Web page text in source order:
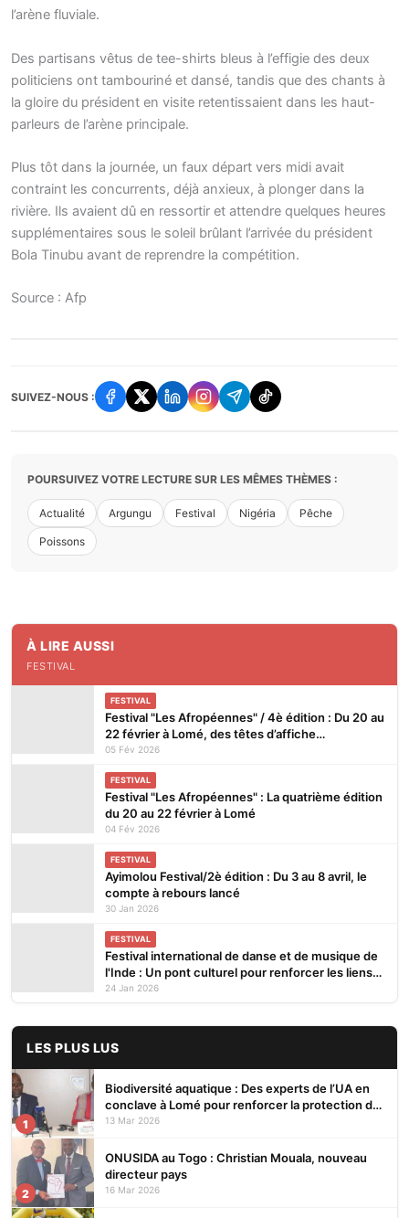
l’arène fluviale.
Des partisans vêtus de tee-shirts bleus à l’effigie des deux
politiciens ont tambouriné et dansé, tandis que des chants à
la gloire du président en visite retentissaient dans les haut-
parleurs de l’arène principale.
Plus tôt dans la journée, un faux départ vers midi avait
contraint les concurrents, déjà anxieux, à plonger dans la
rivière. Ils avaient dû en ressortir et attendre quelques heures
supplémentaires sous le soleil brûlant l’arrivée du président
Bola Tinubu avant de reprendre la compétition.
Source : Afp
SUIVEZ-NOUS :
POURSUIVEZ VOTRE LECTURE SUR LES MÊMES THÈMES :
Actualité Argungu Festival Nigéria Pêche
Poissons
À LIRE AUSSI
FESTIVAL
FESTIVAL
Festival "Les Afropéennes" / 4è édition : Du 20 au
22 février à Lomé, des têtes d’affiche
internationales confirmées
05 Fév 2026
FESTIVAL
Festival "Les Afropéennes" : La quatrième édition
du 20 au 22 février à Lomé
04 Fév 2026
FESTIVAL
Ayimolou Festival/2è édition : Du 3 au 8 avril, le
compte à rebours lancé
30 Jan 2026
FESTIVAL
Festival international de danse et de musique de
l'Inde : Un pont culturel pour renforcer les liens
entre les nations
24 Jan 2026
LES PLUS LUS
1
Biodiversité aquatique : Des experts de l’UA en
conclave à Lomé pour renforcer la protection des
écosystèmes
13 Mar 2026
2
ONUSIDA au Togo : Christian Mouala, nouveau
directeur pays
16 Mar 2026